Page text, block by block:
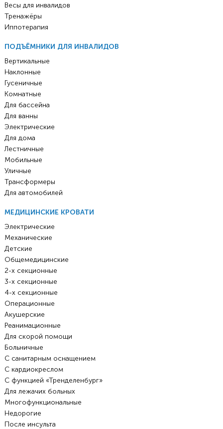
Весы для инвалидов
Тренажёры
Иппотерапия
ПОДЪЁМНИКИ ДЛЯ ИНВАЛИДОВ
Вертикальные
Наклонные
Гусеничные
Комнатные
Для бассейна
Для ванны
Электрические
Для дома
Лестничные
Мобильные
Уличные
Трансформеры
Для автомобилей
МЕДИЦИНСКИЕ КРОВАТИ
Электрические
Механические
Детские
Общемедицинские
2-х секционные
3-х секционные
4-х секционные
Операционные
Акушерские
Реанимационные
Для скорой помощи
Больничные
С санитарным оснащением
С кардиокреслом
С функцией «Тренделенбург»
Для лежачих больных
Многофункциональные
Недорогие
После инсульта